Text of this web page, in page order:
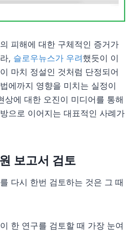
피해에 대한 구체적인 증거가
, 슬로우뉴스가 우려 했듯이 이
마치 정설인 것처럼 단정되어
에까지 영향을 미치는 실정이
상에 대한 오진이 미디어를 통해
으로 이어지는 대표적인 사례가
보고서 검토
다시 한번 검토하는 것은 그 때
한 연구를 검토할 때 가장 눈여